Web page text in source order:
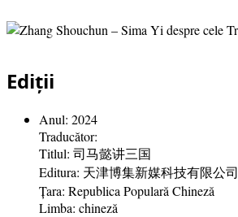
Ediții
Anul: 2024
Traducător:
Titlul: 司马懿讲三国
Editura: 天津博集新媒科技有限公司
Țara: Republica Populară Chineză
Limba: chineză